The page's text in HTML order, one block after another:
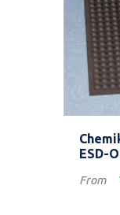
ESD-
Preis
From